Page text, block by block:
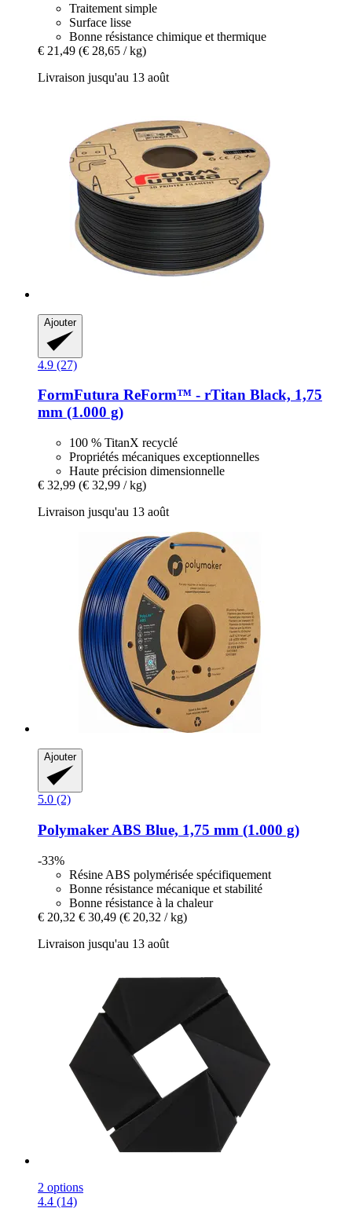
Traitement simple
Surface lisse
Bonne résistance chimique et thermique
€ 21,49 (€ 28,65 / kg)
Livraison jusqu'au 13 août
Ajouter
4.9 (27)
FormFutura ReForm™ -​ rTitan Black, 1,75
mm (1.000 g)
100 % TitanX recyclé
Propriétés mécaniques exceptionnelles
Haute précision dimensionnelle
€ 32,99 (€ 32,99 / kg)
Livraison jusqu'au 13 août
Ajouter
5.0 (2)
Polymaker ABS Blue, 1,75 mm (1.000 g)
-33%
Résine ABS polymérisée spécifiquement
Bonne résistance mécanique et stabilité
Bonne résistance à la chaleur
€ 20,32 € 30,49 (€ 20,32 / kg)
Livraison jusqu'au 13 août
2 options
4.4 (14)